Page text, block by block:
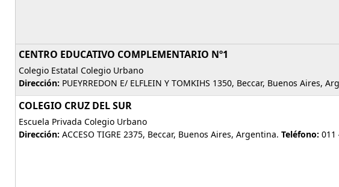
CENTRO EDUCATIVO COMPLEMENTARIO Nº1
Colegio Estatal Colegio Urbano
Dirección: PUEYRREDON E/ ELFLEIN Y TOMKIHS 1350, Beccar, Buenos Aires,
COLEGIO CRUZ DEL SUR
Escuela Privada Colegio Urbano
Dirección: ACCESO TIGRE 2375, Beccar, Buenos Aires, Argentina. Teléfono: 011